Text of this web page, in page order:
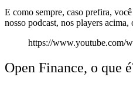
E como sempre, caso prefira,
nosso podcast, nos players acima,
https://www.youtube.com/
Open Finance, o que